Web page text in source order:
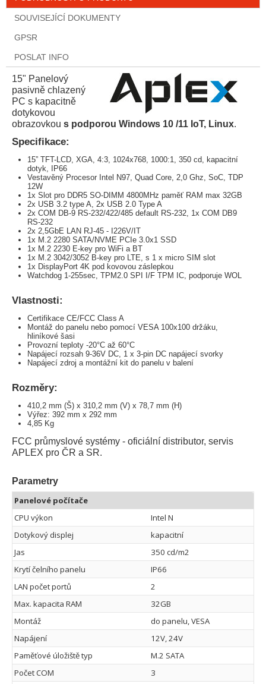
SOUVISEJÍCÍ DOKUMENTY
GPSR
POSLAT INFO
15" Panelový
pasivně chlazený
PC s kapacitně
dotykovou
obrazovkou s podporou Windows 10 /11 IoT, Linux.
Specifikace:
15” TFT-LCD, XGA, 4:3, 1024x768, 1000:1, 350 cd, kapacitní
dotyk, IP66
Vestavěný Procesor Intel N97, Quad Core, 2,0 Ghz, SoC, TDP
12W
1x Slot pro DDR5 SO-DIMM 4800MHz paměť RAM max 32GB
2x USB 3.2 type A, 2x USB 2.0 Type A
2x COM DB-9 RS-232/422/485 default RS-232, 1x COM DB9
RS-232
2x 2,5GbE LAN RJ-45 - I226V/IT
1x M.2 2280 SATA/NVME PCIe 3.0x1 SSD
1x M.2 2230 E-key pro WiFi a BT
1x M.2 3042/3052 B-key pro LTE, s 1 x micro SIM slot
1x DisplayPort 4K pod kovovou záslepkou
Watchdog 1-255sec, TPM2.0 SPI I/F TPM IC, podporuje WOL
Vlastnosti:
Certifikace CE/FCC Class A
Montáž do panelu nebo pomocí VESA 100x100 držáku,
hliníkové šasi
Provozní teploty -20°C až 60°C
Napájecí rozsah 9-36V DC, 1 x 3-pin DC napájecí svorky
Napájecí zdroj a montážní kit do panelu v balení
Rozměry:
410,2 mm (Š) x 310,2 mm (V) x 78,7 mm (H)
Výřez: 392 mm x 292 mm
4,85 Kg
FCC průmyslové systémy - oficiální distributor, servis
APLEX pro ČR a SR.
Parametry
Panelové počítače
CPU výkon
Intel N
Dotykový displej
kapacitní
Jas
350 cd/m2
Krytí čelního panelu
IP66
LAN počet portů
2
Max. kapacita RAM
32GB
Montáž
do panelu, VESA
Napájení
12V, 24V
Paměťové úložiště typ
M.2 SATA
Počet COM
3